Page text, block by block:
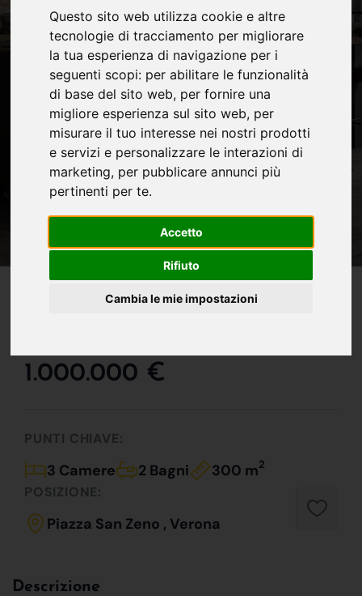
Questo sito web utilizza cookie e altre
tecnologie di tracciamento per migliorare
la tua esperienza di navigazione per i
seguenti scopi: per abilitare le funzionalità
di base del sito web, per fornire una
migliore esperienza sul sito web, per
misurare il tuo interesse nei nostri prodotti
e servizi e personalizzare le interazioni di
marketing, per pubblicare annunci più
pertinenti per te.
Accetto
Rifiuto
Cambia le mie impostazioni
IN VENDITA
Una Dimora Unica Nel
1.000.000 €
PUNTI CHIAVE:
3 Camere 2 Bagni 300 m2
POSIZIONE:
Piazza San Zeno , Verona
Descrizione